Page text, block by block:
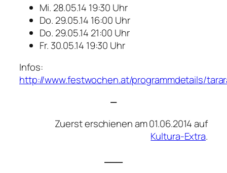
Mi. 28.05.14 19:30 Uhr
Do. 29.05.14 16:00 Uhr
Do. 29.05.14 21:00 Uhr
Fr. 30.05.14 19:30 Uhr
Infos:
http://www.festwochen.at/programmdetails/
—
Zuerst erschienen am 01.06.2014 auf
Kultura-Extra.